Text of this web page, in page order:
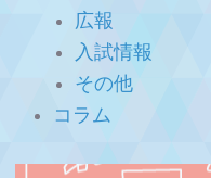
広報
入試情報
その他
コラム